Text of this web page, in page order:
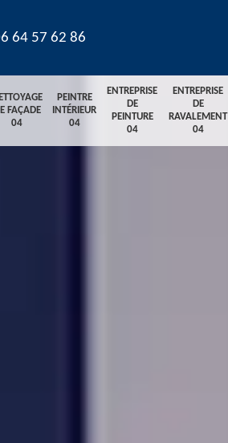
64 57 62 86
FAÇADE
04
PEINTRE
INTÉRIEUR
04
ENTREPRISE
DE
PEINTURE
04
ENTREPRISE
DE
RAVALEMENT
04